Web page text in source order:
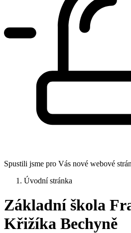
Spustili jsme pro Vás nové webové
Úvodní stránka
Základní škola
Křižíka Bechyně